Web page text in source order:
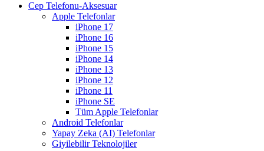
Cep Telefonu-Aksesuar
Apple Telefonlar
iPhone 17
iPhone 16
iPhone 15
iPhone 14
iPhone 13
iPhone 12
iPhone 11
iPhone SE
Tüm Apple Telefonlar
Android Telefonlar
Yapay Zeka (AI) Telefonlar
Giyilebilir Teknolojiler